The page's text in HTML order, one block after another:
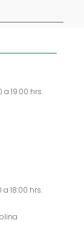
a 19:00 hrs.
a 18:00 hrs.